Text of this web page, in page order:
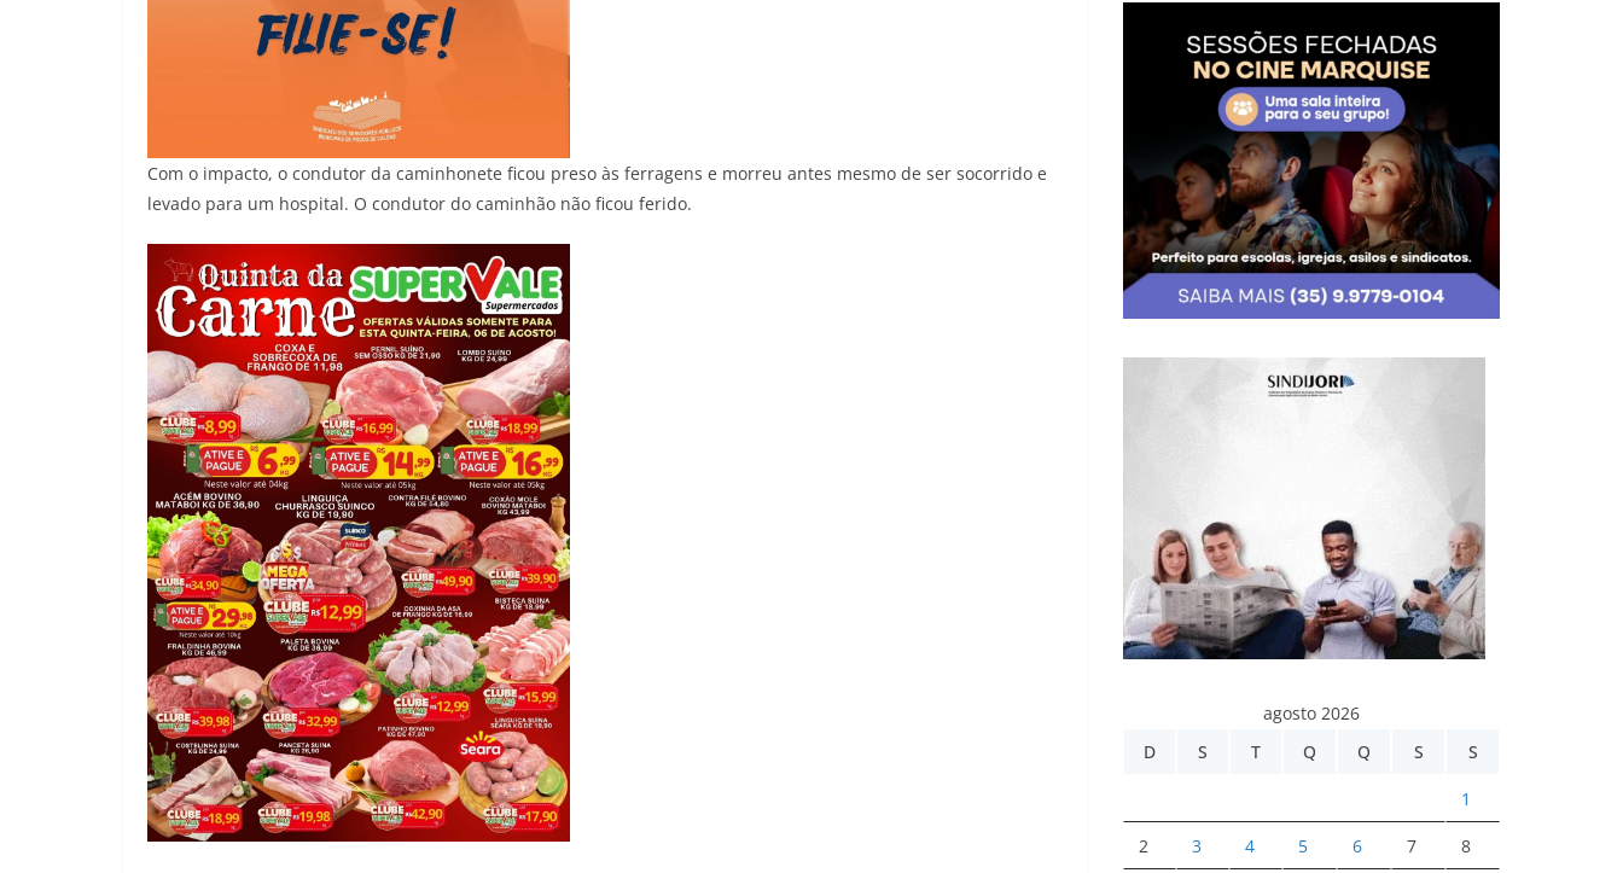
Com o impacto, o condutor da caminhonete ficou preso às ferragens e morreu antes mesmo de ser socorrido e
levado para um hospital. O condutor do caminhão não ficou ferido.
agosto 2026
D
S T Q Q S S
1
2 3 4 5 6 7 8